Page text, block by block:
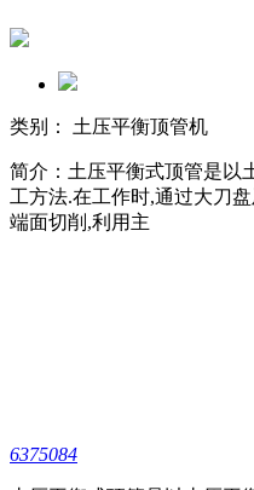
类别： 土压平衡顶管机
简介：土压平衡式顶管是以
工方法.在工作时,通过大刀
端面切削,利用主
6375084